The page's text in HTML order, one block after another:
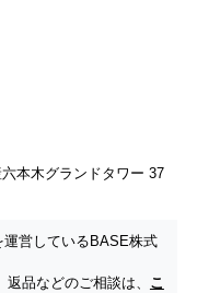
本木グランドタワー 37
営しているBASE株式
品などのご相談は、 こ